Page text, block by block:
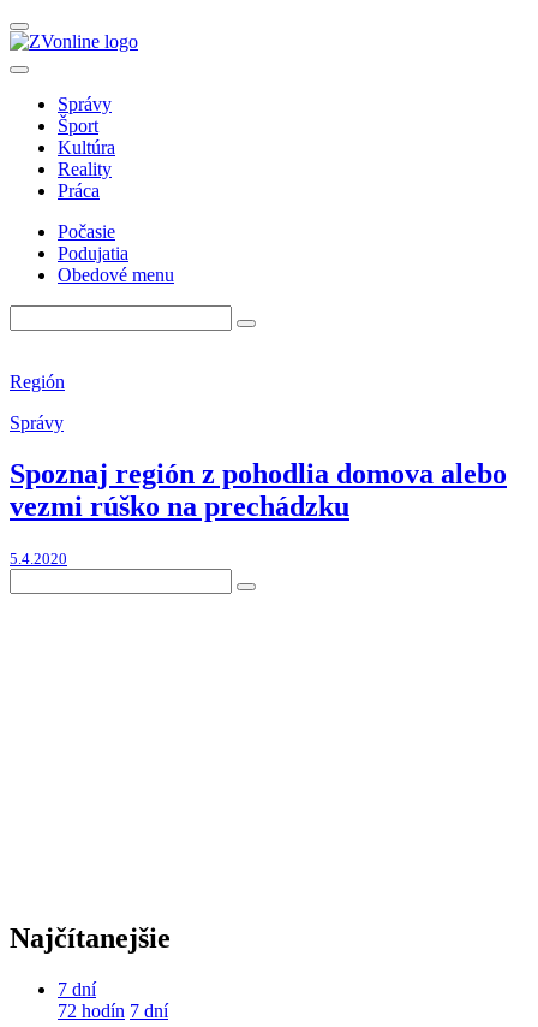
Správy
Šport
Kultúra
Reality
Práca
Počasie
Podujatia
Obedové menu
Región
Správy
Spoznaj región z pohodlia domova alebo
vezmi rúško na prechádzku
5.4.2020
Najčítanejšie
7 dní
72 hodín 7 dní